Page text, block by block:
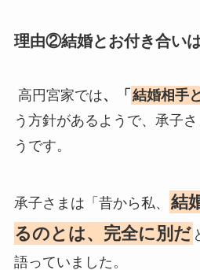
理由②結婚とお付き合い
高円宮家では、「 結婚相手
う方針があるようで、承子
うです。
承子さまは「昔から私、
結
るのとは、完全に別だ
語っていました。